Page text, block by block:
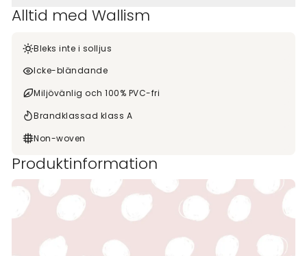
Alltid med Wallism
Bleks inte i solljus
Icke-bländande
Miljövänlig och 100% PVC-fri
Brandklassad klass A
Non-woven
Produktinformation